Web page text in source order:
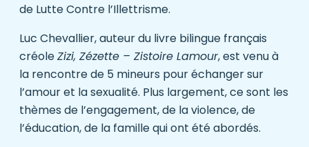
de Lutte Contre l’Illettrisme.
Luc Chevallier, auteur du livre bilingue français
créoleZizi, Zézette – Zistoire Lamour, est venu à
la rencontre de 5 mineurs pour échanger sur
l’amour et la sexualité. Plus largement, ce sont les
thèmes de l’engagement, de la violence, de
l’éducation, de la famille qui ont été abordés.